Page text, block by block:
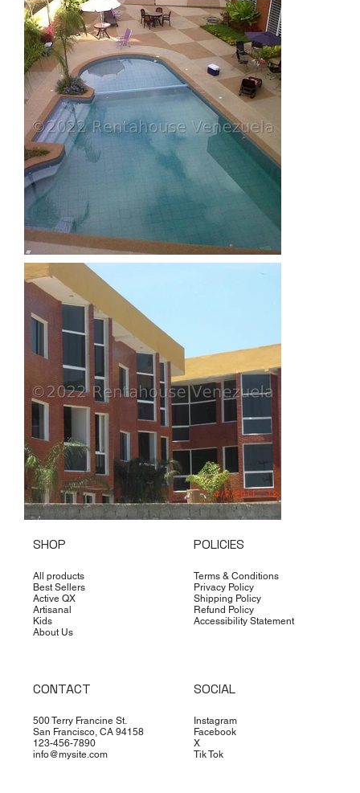
SHOP
All products
Best Sellers
Active QX
Artisanal
Kids
About Us
POLICIES
Terms & Conditions
Privacy Policy
Shipping Policy
Refund Policy
Accessibility Statement
CONTACT
500 Terry Francine St.
San Francisco, CA 94158
123-456-7890
info@mysite.com
SOCIAL
Instagram
Facebook
X
Tik Tok